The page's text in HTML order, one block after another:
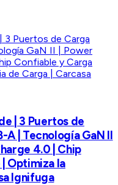
| 3 Puertos de
A | Tecnología GaN II
4.0 | Chip
Optimiza la
Ignifuga